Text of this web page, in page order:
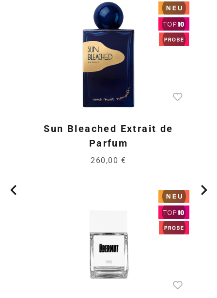
Sun Bleached Extrait de
Parfum
260,00 €